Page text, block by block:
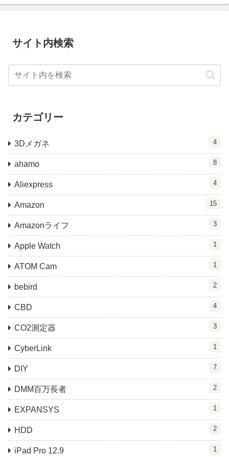
サイト内検索
カテゴリー
3Dメガネ 4
ahamo 8
Aliexpress 4
Amazon 15
Amazonライフ 3
Apple Watch 1
ATOM Cam 1
bebird 2
CBD 4
CO2測定器 3
CyberLink 1
DIY 7
DMM百万長者 2
EXPANSYS 1
HDD 2
iPad Pro 12.9 1